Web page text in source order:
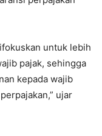
untuk lebih
pajak, sehingga
kepada wajib
ujar